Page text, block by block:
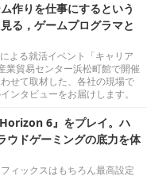
作りを仕事にするという
る，ゲームプログラマと
よる就活イベント「キャリア
業貿易センター浜松町館で開催
せて取材した、各社の現場で
ンタビューをお届けします。
6』をプレイ。ハ
ウドゲーミングの底力を体
ィックスはもちろん最高設定